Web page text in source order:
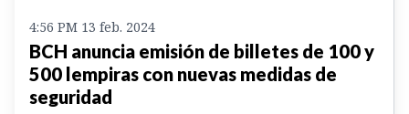
4:56 PM 13 feb. 2024
BCH anuncia emisión de billetes de 100 y
500 lempiras con nuevas medidas de
seguridad